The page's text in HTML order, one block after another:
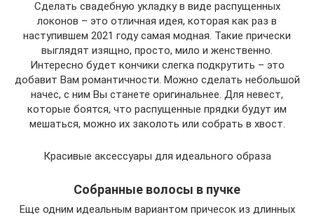
Сделать свадебную укладку в виде распущенных
локонов – это отличная идея, которая как раз в
наступившем 2021 году самая модная. Такие прически
выглядят изящно, просто, мило и женственно.
Интересно будет кончики слегка подкрутить – это
добавит Вам романтичности. Можно сделать небольшой
начес, с ним Вы станете оригинальнее. Для невест,
которые боятся, что распущенные прядки будут им
мешаться, можно их заколоть или собрать в хвост.
Красивые аксессуары для идеального образа
Собранные волосы в пучке
Еще одним идеальным вариантом причесок из длинных